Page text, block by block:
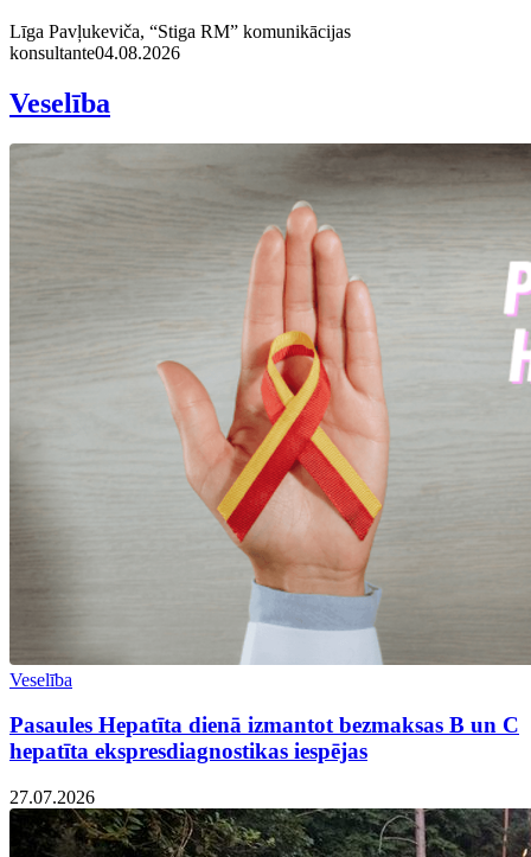
Līga Pavļukeviča, “Stiga RM” komunikācijas
konsultante04.08.2026
Veselība
Veselība
Pasaules Hepatīta dienā izmantot bezmaksas B un C
hepatīta ekspresdiagnostikas iespējas
27.07.2026